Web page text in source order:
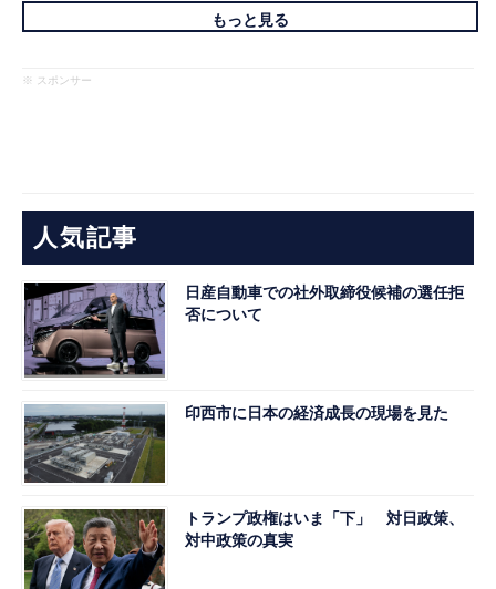
もっと見る
※ スポンサー
人気記事
日産自動車での社外取締役候補の選任拒
否について
印西市に日本の経済成長の現場を見た
トランプ政権はいま「下」 対日政策、
対中政策の真実